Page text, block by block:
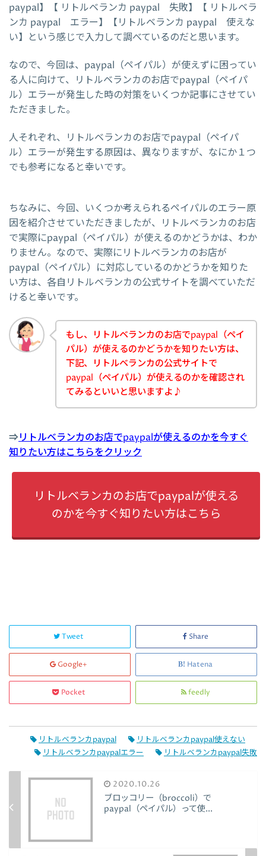
paypal】【 リトルベランカ paypal 失敗】【 リトルベラ
ンカ paypal エラー】【リトルベランカ paypal 使えな
い】という感じで入力して調べているのだと思います。
なので、今回は、paypal（ペイパル）が使えずに困ってい
る人に向けて、リトルベランカのお店でpaypal（ペイパ
ル）エラーが発生した時の対策をいくつか記事にさせてい
ただきました。
人それぞれ、リトルベランカのお店でpaypal（ペイパ
ル）エラーが発生する原因は、異なりますが、なにか１つ
でも参考になると幸いです。
ちなみに、今回、いくつか考えられるペイパルのエラー原
因を紹介させていただきましたが、リトルベランカのお店
で実際にpaypal（ペイパル）が使えるのかどうかは、わか
りません。なので、実際にリトルベランカのお店が
paypal（ペイパル）に対応しているのかどうかを知りた
い方は、各自リトルベランカの公式サイトを調べていただ
けると幸いです。
もし、リトルベランカのお店でpaypal（ペイ
パル）が使えるのかどうかを知りたい方は、
下記、リトルベランカの公式サイトで
paypal（ペイパル）が使えるのかを確認され
てみるといいと思いますよ♪
⇒リトルベランカのお店でpaypalが使えるのかを今すぐ
知りたい方はこちらをクリック
リトルベランカのお店でpaypalが使える
のかを今すぐ知りたい方はこちら
Tweet Share
Google+ Hatena
Pocket feedly
リトルベランカpaypal
リトルベランカpaypal使えない
リトルベランカpaypalエラー
リトルベランカpaypal失敗
2020.10.26
ブロッコリー（broccoli）で
paypal（ペイパル）って使...